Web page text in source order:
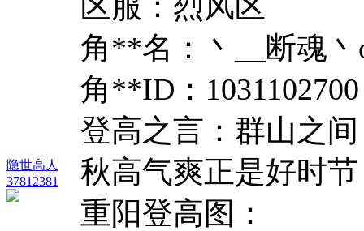
隐世高人
37812381
角**名：丶__断魂丶
角**ID：1031102700
登高之言：群山之
秋高气爽正是好时
重阳登高图：